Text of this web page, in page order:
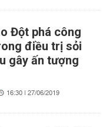
Đột phá công
điều trị sỏi
gây ấn tượng
16:30 | 27/06/2019